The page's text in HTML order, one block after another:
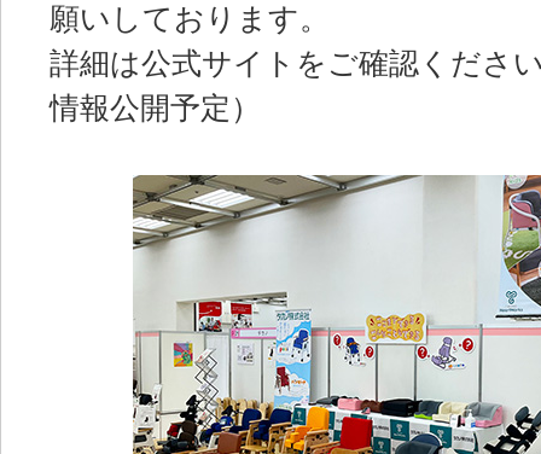
願いしております。
詳細は公式サイトをご確認くださ
情報公開予定）